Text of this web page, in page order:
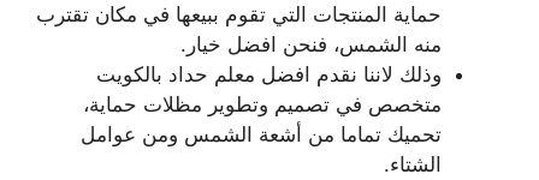
حماية المنتجات التي تقوم ببيعها في مكان تقترب
منه الشمس، فنحن افضل خيار.
وذلك لاننا نقدم افضل معلم حداد بالكويت
متخصص في تصميم وتطوير مظلات حماية،
تحميك تماما من أشعة الشمس ومن عوامل
الشتاء.